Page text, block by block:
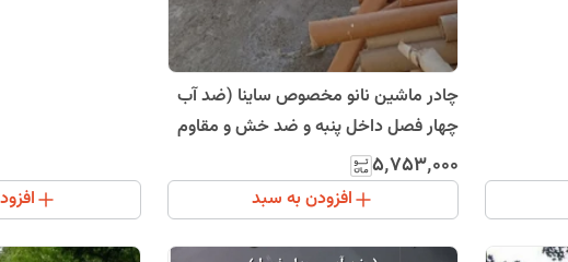
چادر ماشین نانو مخصوص ساینا (ضد آب
چهار فصل داخل پنبه و ضد خش و مقاوم
به افتاب با ضمانت)
۵٬۷۵۳٬۰۰۰
افزودن به سبد